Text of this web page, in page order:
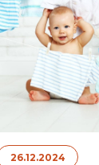
26.12.2024